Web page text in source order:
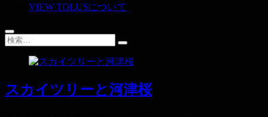
VIEW TOLUSについて
スカイツリーと河津桜